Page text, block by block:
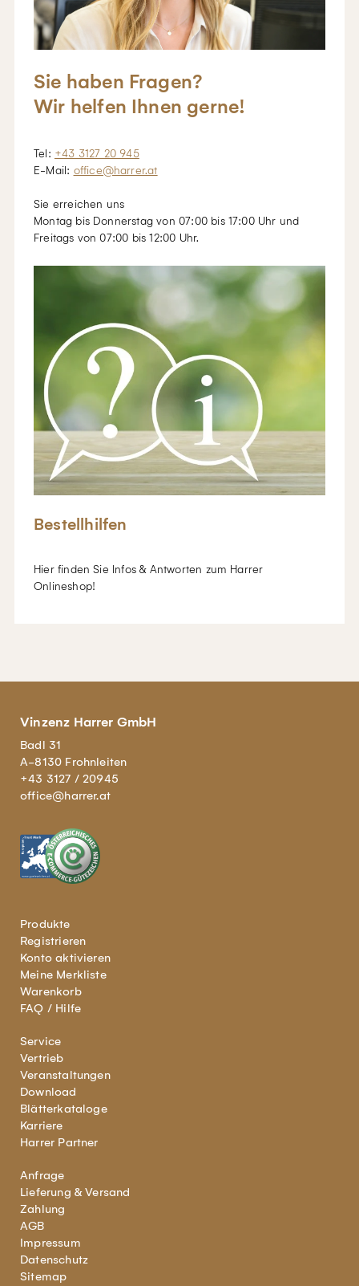
Sie haben Fragen?
Wir helfen Ihnen gerne!
Tel: +43 3127 20 945
E-Mail: office@harrer.at
Sie erreichen uns
Montag bis Donnerstag von 07:00 bis 17:00 Uhr und
Freitags von 07:00 bis 12:00 Uhr.
Bestellhilfen
Hier finden Sie Infos & Antworten zum Harrer
Onlineshop!
Vinzenz Harrer GmbH
Badl 31
A-8130 Frohnleiten
+43 3127 / 20945
office@harrer.at
Produkte
Registrieren
Konto aktivieren
Meine Merkliste
Warenkorb
FAQ / Hilfe
Service
Vertrieb
Veranstaltungen
Download
Blätterkataloge
Karriere
Harrer Partner
Anfrage
Lieferung & Versand
Zahlung
AGB
Impressum
Datenschutz
Sitemap